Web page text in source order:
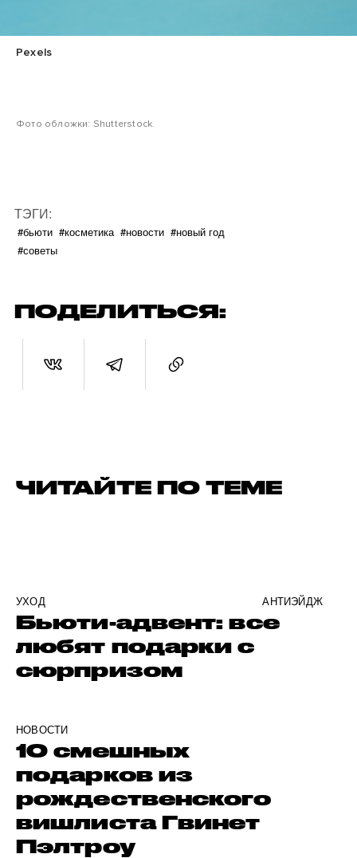
Pexels
Фото обложки: Shutterstock.
ТЭГИ:
#бьюти #косметика #новости #новый год
#советы
ПОДЕЛИТЬСЯ:
ЧИТАЙТЕ ПО ТЕМЕ
УХОД АНТИЭЙДЖ
Бьюти-адвент: все
любят подарки с
сюрпризом
НОВОСТИ
10 смешных
подарков из
рождественского
вишлиста Гвинет
Пэлтроу